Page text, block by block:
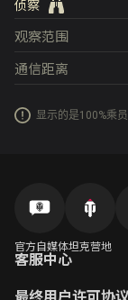
侦察
观察范围
通信距离
显示的是100%乘
官方自媒体坦克营地
客服中心